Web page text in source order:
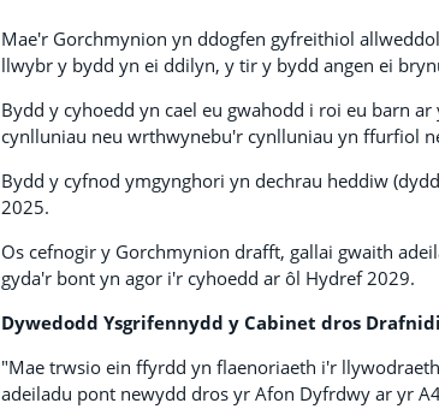
Mae'r Gorchmynion yn ddogfen gyfreithiol
llwybr y bydd yn ei ddilyn, y tir y bydd angen ei
Bydd y cyhoedd yn cael eu gwahodd i roi eu barn
cynlluniau neu wrthwynebu'r cynlluniau yn ffurfiol
Bydd y cyfnod ymgynghori yn dechrau heddiw
2025.
Os cefnogir y Gorchmynion drafft, gallai gwaith
gyda'r bont yn agor i'r cyhoedd ar ôl Hydref 2029.
Dywedodd Ysgrifennydd y Cabinet dros
"Mae trwsio ein ffyrdd yn flaenoriaeth i'r
adeiladu pont newydd dros yr Afon Dyfrdwy ar yr